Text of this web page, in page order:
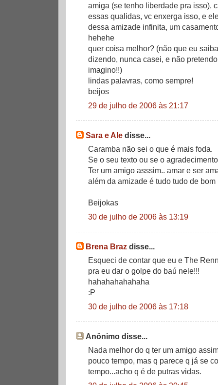
amiga (se tenho liberdade pra isso),
essas qualidas, vc enxerga isso, e
dessa amizade infinita, um
hehehe
quer coisa melhor? (não que eu
dizendo, nunca casei, e não
imagino!!)
lindas palavras, como sempre!
beijos
29 de julho de 2006 às 21:17
Sara e Ale disse...
Caramba não sei o que é mais foda.
Se o seu texto ou se o
Ter um amigo asssim.. amar e ser
além da amizade é tudo tudo de bom
Beijokas
30 de julho de 2006 às 13:19
Brena Braz disse...
Esqueci de contar que eu e The
pra eu dar o golpe do baú nele!!!
hahahahahahaha
:P
30 de julho de 2006 às 17:18
Anônimo disse...
Nada melhor do q ter um amigo
pouco tempo, mas q parece q já se
tempo...acho q é de putras vidas.